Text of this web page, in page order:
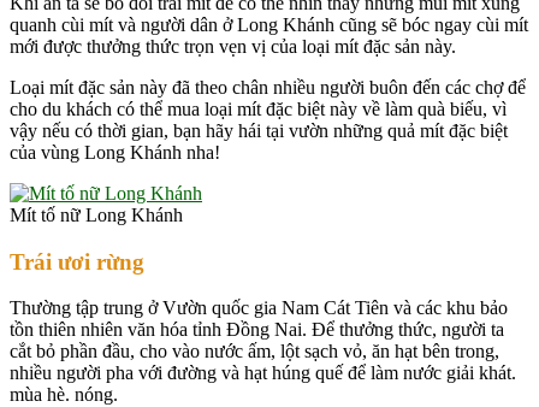
quanh cùi mít và người dân ở Long Khánh cũng sẽ bóc ngay cùi mít
mới được thưởng thức trọn vẹn vị của loại mít đặc sản này.
Loại mít đặc sản này đã theo chân nhiều người buôn đến các chợ để
cho du khách có thể mua loại mít đặc biệt này về làm quà biếu, vì
vậy nếu có thời gian, bạn hãy hái tại vườn những quả mít đặc biệt
của vùng Long Khánh nha!
Mít tố nữ Long Khánh
Trái ươi rừng
Thường tập trung ở Vườn quốc gia Nam Cát Tiên và các khu bảo
tồn thiên nhiên văn hóa tỉnh Đồng Nai. Để thưởng thức, người ta
cắt bỏ phần đầu, cho vào nước ấm, lột sạch vỏ, ăn hạt bên trong,
nhiều người pha với đường và hạt húng quế để làm nước giải khát.
mùa hè. nóng.